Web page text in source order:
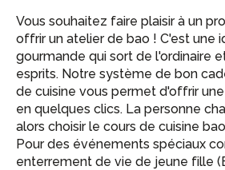
Vous souhaitez faire plaisir à un
offrir un atelier de bao ! C'est une
gourmande qui sort de l'ordinaire
esprits. Notre système de bon
de cuisine vous permet d'offrir
en quelques clics. La personne
alors choisir le cours de cuisine
Pour des événements spéciaux
enterrement de vie de jeune fille